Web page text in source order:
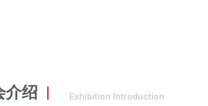
介绍 | Exhibition Introduction